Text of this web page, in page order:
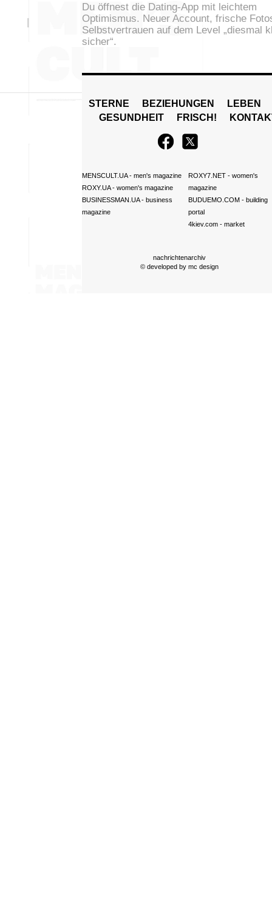
Du öffnest die Dating-App mit leichtem
Optimismus. Neuer Account, frische
Selbstvertrauen auf dem Level „diesmal
sicher“.
STERNE BEZIEHUNGEN
LEBEN
GESUNDHEIT
FRISCH!
MENSCULT.UA- men's magazine
ROXY.UA- women's magazine
BUSINESSMAN.UA- business
magazine
ROXY7.NET- women's
magazine
BUDUEMO.COM- building
portal
4kiev.com- market
nachrichtenarchiv
© developed by mc design